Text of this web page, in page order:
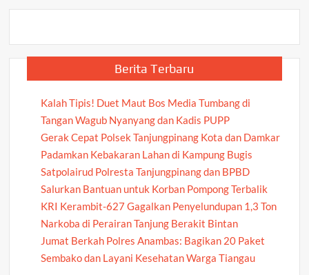
Berita Terbaru
Kalah Tipis! Duet Maut Bos Media Tumbang di
Tangan Wagub Nyanyang dan Kadis PUPP
Gerak Cepat Polsek Tanjungpinang Kota dan Damkar
Padamkan Kebakaran Lahan di Kampung Bugis
Satpolairud Polresta Tanjungpinang dan BPBD
Salurkan Bantuan untuk Korban Pompong Terbalik
KRI Kerambit-627 Gagalkan Penyelundupan 1,3 Ton
Narkoba di Perairan Tanjung Berakit Bintan
Jumat Berkah Polres Anambas: Bagikan 20 Paket
Sembako dan Layani Kesehatan Warga Tiangau